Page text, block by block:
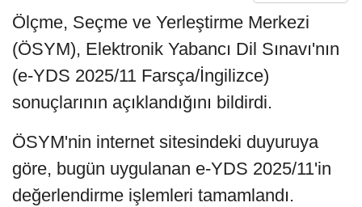
Ölçme, Seçme ve Yerleştirme Merkezi
(ÖSYM), Elektronik Yabancı Dil Sınavı'nın
(e-YDS 2025/11 Farsça/İngilizce)
sonuçlarının açıklandığını bildirdi.
ÖSYM'nin internet sitesindeki duyuruya
göre, bugün uygulanan e-YDS 2025/11'in
değerlendirme işlemleri tamamlandı.